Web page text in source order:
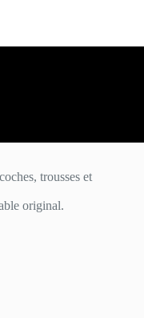
trousses et
original.